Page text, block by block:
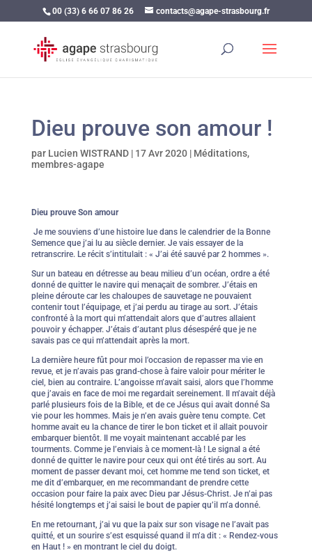
00 (33) 6 66 07 86 26 contacts@agape-strasbourg.fr
Dieu prouve son amour !
par Lucien WISTRAND| 17 Avr 2020| Méditations,
membres-agape
Dieu prouve Son amour
Je me souviens d’une histoire lue dans le calendrier de la Bonne
Semence que j’ai lu au siècle dernier. Je vais essayer de la
retranscrire. Le récit s’intitulait : « J’ai été sauvé par 2 hommes ».
Sur un bateau en détresse au beau milieu d’un océan, ordre a été
donné de quitter le navire qui menaçait de sombrer. J’étais en
pleine déroute car les chaloupes de sauvetage ne pouvaient
contenir tout l’équipage, et j’ai perdu au tirage au sort. J’étais
confronté à la mort qui m’attendait alors que d’autres allaient
pouvoir y échapper. J’étais d’autant plus désespéré que je ne
savais pas ce qui m’attendait après la mort.
La dernière heure fût pour moi l’occasion de repasser ma vie en
revue, et je n’avais pas grand-chose à faire valoir pour mériter le
ciel, bien au contraire. L’angoisse m’avait saisi, alors que l’homme
que j’avais en face de moi me regardait sereinement. Il m’avait déjà
parlé plusieurs fois de la Bible, et de ce Jésus qui avait donné Sa
vie pour les hommes. Mais je n’en avais guère tenu compte. Cet
homme avait eu la chance de tirer le bon ticket et il allait pouvoir
embarquer bientôt. Il me voyait maintenant accablé par les
tourments. Comme je l’enviais à ce moment-là ! Le signal a été
donné de quitter le navire pour ceux qui ont été tirés au sort. Au
moment de passer devant moi, cet homme me tend son ticket, et
me dit d’embarquer, en me recommandant de prendre cette
occasion pour faire la paix avec Dieu par Jésus-Christ. Je n’ai pas
hésité longtemps et j’ai saisi le bout de papier qu’il m’a donné.
En me retournant, j’ai vu que la paix sur son visage ne l’avait pas
quitté, et un sourire s’est esquissé quand il m’a dit : « Rendez-vous
en Haut ! » en montrant le ciel du doigt.